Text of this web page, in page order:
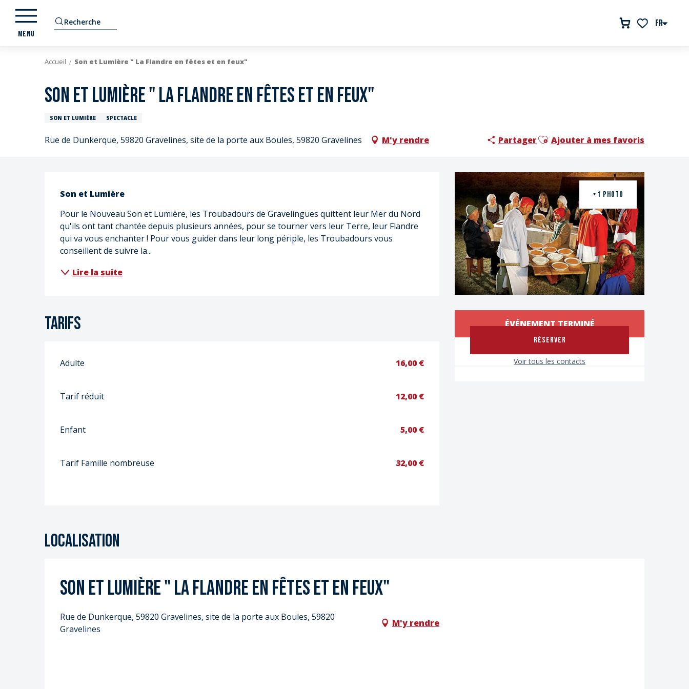
Aller
contenu
FR
Recherche
MENU
Accueil Son et Lumière " La Flandre en fêtes et en feux"
Son et Lumière " La Flandre en fêtes et en feux"
SON ET LUMIÈRE SPECTACLE
Rue de Dunkerque, 59820 Gravelines, site de la porte aux Boules, 59820 Gravelines M'y rendre PartagerAjouter aux favoris
Ajouter à mes favoris
+1 PHOTO
Ouverture et
ÉVÉNEMENT TERMINÉ
RÉSERVER
Voir tous les contacts
Description
Son et Lumière
Pour le Nouveau Son et Lumière, les Troubadours de Gravelingues quittent leur Mer du Nord
qu'ils ont tant chantée depuis plusieurs années, pour se tourner vers leur Terre, leur Flandre
qui va vous enchanter ! Pour vous guider dans leur long périple, les Troubadours vous
conseillent de suivre la...
Lire la suite
Tarifs
Adulte 16,00 €
Tarif réduit 12,00 €
Enfant 5,00 €
Tarif Famille nombreuse 32,00 €
Localisation
Son et Lumière " La Flandre en fêtes et en feux"
Rue de Dunkerque, 59820 Gravelines, site de la porte aux Boules, 59820
Gravelines
M'y rendre